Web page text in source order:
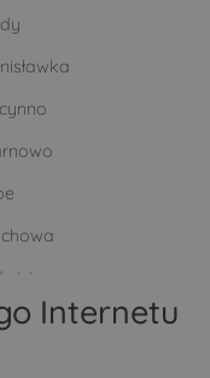
Internetu